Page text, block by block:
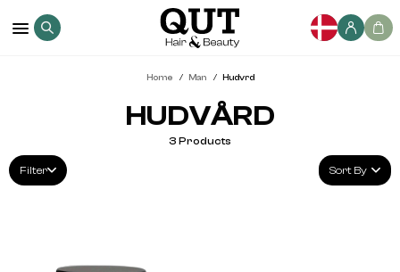
Home Man Hudvrd
HUDVÅRD
Filter
3 Products
Sort By